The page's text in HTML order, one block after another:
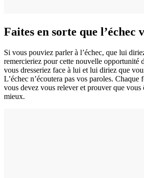
Faites en sorte que l’échec
Si vous pouviez parler à l’échec, que lui
remercieriez pour cette nouvelle opportunité
vous dresseriez face à lui et lui diriez que
L’échec n’écoutera pas vos paroles. Chaque
vous devez vous relever et prouver que vous
mieux.